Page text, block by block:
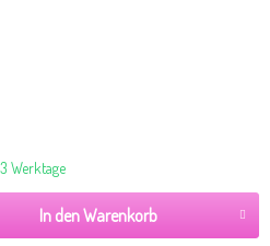
Werktage
In den Warenkorb